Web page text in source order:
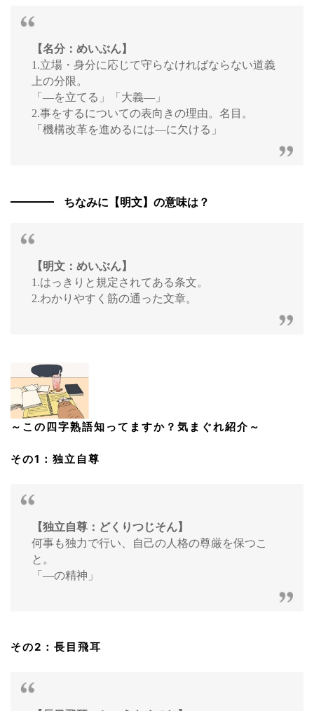
【名分：めいぶん】
1.立場・身分に応じて守らなければならない道義
上の分限。
「―を立てる」「大義―」
2.事をするについての表向きの理由。名目。
「機構改革を進めるには―に欠ける」
ちなみに【明文】の意味は？
【明文：めいぶん】
1.はっきりと規定されてある条文。
2.わかりやすく筋の通った文章。
～この四字熟語知ってますか？気まぐれ紹介～
その1：独立自尊
【独立自尊：どくりつじそん】
何事も独力で行い、自己の人格の尊厳を保つこ
と。
「―の精神」
その2：長目飛耳